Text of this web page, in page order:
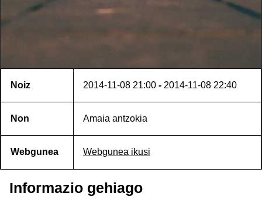
Noiz 2014-11-08 21:00 - 2014-11-08 22:40
Non Amaia antzokia
Webgunea Webgunea ikusi
Informazio gehiago